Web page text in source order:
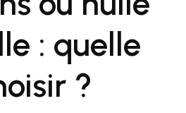
: quelle
?